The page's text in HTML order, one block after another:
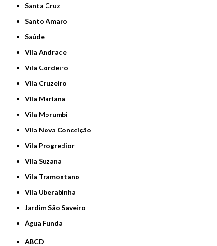
Santa Cruz
Santo Amaro
Saúde
Vila Andrade
Vila Cordeiro
Vila Cruzeiro
Vila Mariana
Vila Morumbi
Vila Nova Conceição
Vila Progredior
Vila Suzana
Vila Tramontano
Vila Uberabinha
jardim São Saveiro
Água Funda
ABCD